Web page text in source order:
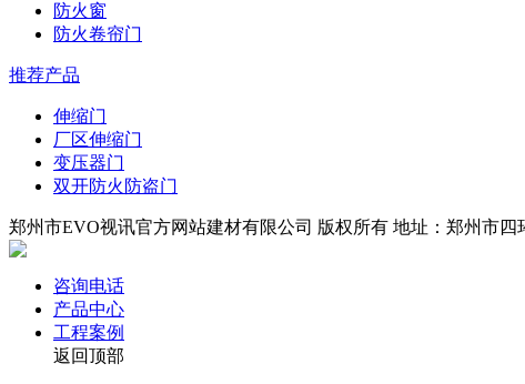
防火窗
防火卷帘门
推荐产品
伸缩门
厂区伸缩门
变压器门
双开防火防盗门
郑州市EVO视讯官方网站建材有限公司 版权所有 地址：郑州市
咨询电话
产品中心
工程案例
返回顶部